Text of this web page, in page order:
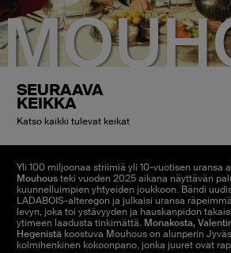
SEURAAVA
KEIKKA
Katso kaikki tulevat keikat
Yli 100 miljoonaa striimiä yli 10-vuotisen uransa
Mouhousteki vuoden 2025 aikana näyttävän
kuunnelluimpien yhtyeiden joukkoon. Bändi
LADABOIS-alteregon ja julkaisi uransa
levyn, joka toi ystävyyden ja hauskanpidon
ytimeen laadusta tinkimättä. Monakosta,
Hegenistä koostuva Mouhous on alunperin
kolmihenkinen kokoonpano, jonka juuret ovat